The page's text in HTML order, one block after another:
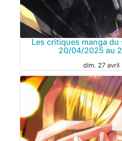
MANGA
Les critiques manga
20/04/2025 au
dim. 27 avril